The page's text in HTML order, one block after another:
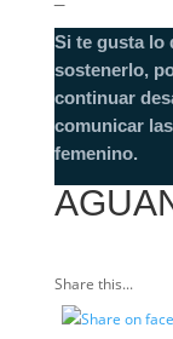
Si te gusta lo
sostenerlo,
continuar
comunicar
femenino.
Share this...